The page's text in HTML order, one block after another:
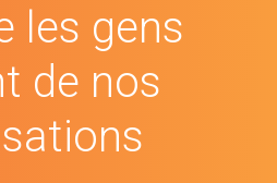
les gens
de nos